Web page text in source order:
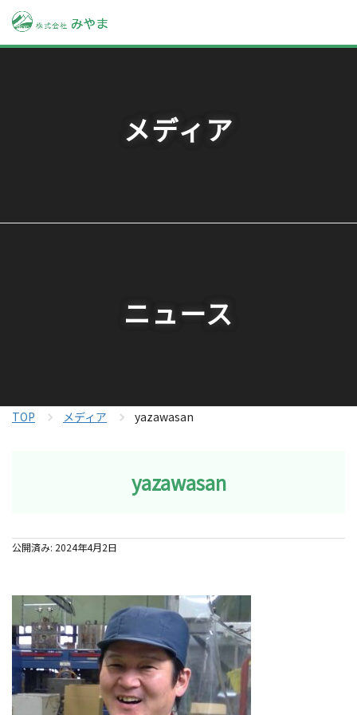
メディア
ニュース
TOP メディア yazawasan
yazawasan
公開済み: 2024年4月2日